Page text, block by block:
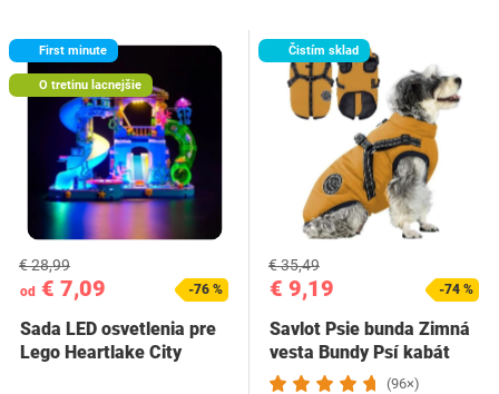
First minute
O tretinu lacnejšie
od € 7,09
€ 28,99
-76 %
Sada LED osvetlenia pre
Lego Heartlake City
Čistím sklad
€ 9,19
€ 35,49
-74 %
Savlot Psie bunda Zimná
vesta Bundy Psí kabát
Psí sveter…
(96×)